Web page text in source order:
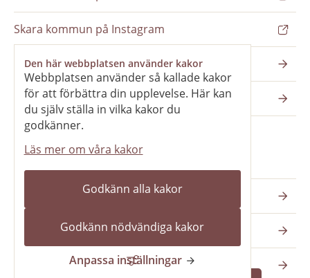
Den här webbplatsen använder kakor
Webbplatsen använder så kallade kakor
för att förbättra din upplevelse. Här kan
du själv ställa in vilka kakor du
godkänner.
Läs mer om våra kakor
Godkänn alla kakor
Godkänn nödvändiga kakor
Anpassa inställningar
Skara kommun på Instagram
Nyhetsbrev
Pressrum
Våra webbplatser
Katedralskolan
Vilans fritidsområde
Skara kommun